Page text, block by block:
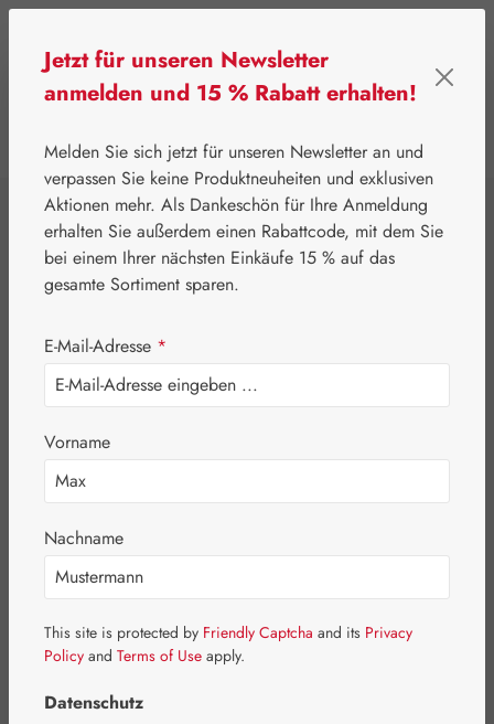
⌂ Gall Pharma Fit-Linie
Herz-Fit Kapseln
Bildergalerie überspringen
Jetzt für unseren Newsletter
anmelden und 15 % Rabatt erhalten!
Melden Sie sich jetzt für unseren Newsletter an und
verpassen Sie keine Produktneuheiten und exklusiven
Aktionen mehr. Als Dankeschön für Ihre Anmeldung
erhalten Sie außerdem einen Rabattcode, mit dem Sie
bei einem Ihrer nächsten Einkäufe 15 % auf das
gesamte Sortiment sparen.
E-Mail-Adresse *
Vorname
Nachname
This site is protected by Friendly Captcha and its Privacy
Policy and Terms of Use apply.
Datenschutz